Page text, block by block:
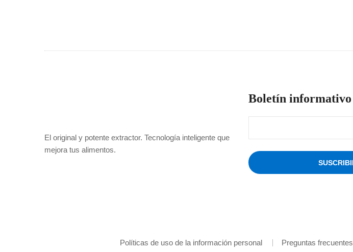
El original y potente extractor. Tecnología inteligente que
mejora tus alimentos.
Boletín informativo
Políticas de uso de la información personal Preguntas frecuentes